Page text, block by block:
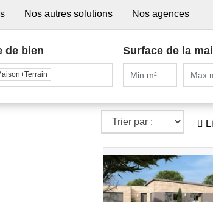
Nos autres solutions Nos agences
de bien Surface de la